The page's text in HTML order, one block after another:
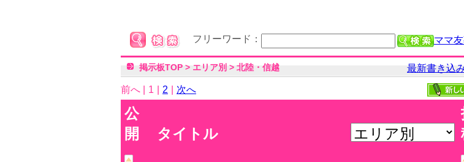
フリーワード： ママ
最新書き込
掲示板TOP > エリア別 > 北陸・信越
前へ | 1 2 次へ
公
開
タイトル